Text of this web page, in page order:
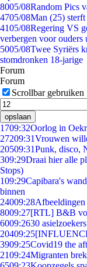
8005/08Random Pics
4705/08Man (25)
4105/08Regering VS
verbergen voor ouders
5005/08Twee Syriërs
stomdronken 18-jarige
Forum
Forum
Scrollbar gebruiken
opslaan
1709:32Oorlog in
27209:31Vrouwen
20509:31Punk, disco,
309:29Draai hier alle
Stops)
109:29Capibara's
binnen
24009:28
8009:27[RTL] B&B
6009:2630
20409:25
3909:25Covid19 the
2109:24Migranten